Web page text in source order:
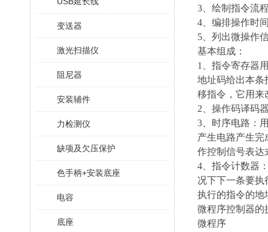
变送器
激光扫描仪
阻尼器
安装辅件
力检测仪
缺项及欠压保护
色手柄+安装底座
电容
底座
3、绘制指令流
4、编排操作时
5、列出微操作
基本组成：
1、指令寄存器
地址码给出本条
移指令，它用来
2、操作码译码
3、时序电路：
产生电路产生
作控制信号表
4、指令计数器
况下下一条要执
执行的指令的地
微程序控制器的
微程序